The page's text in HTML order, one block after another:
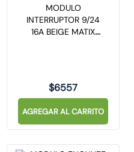
MODULO
INTERRUPTOR 9/24
16A BEIGE MATIX
$6557
AGREGAR AL CARRITO